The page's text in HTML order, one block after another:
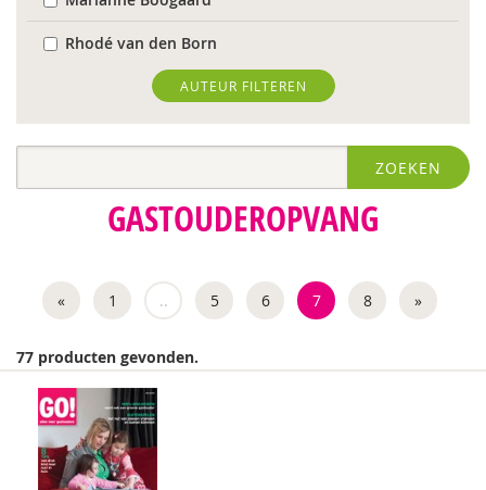
Rhodé van den Born
Caroline Boudry
Marik Broere
Wouter Bulckaert
Jan De Mets
Karin Eeckhout
Belinda Fallaux
Christine Faure
Mirjam Gevers Deynoot-Schaub
AUTEUR FILTEREN
ZOEKEN
GASTOUDEROPVANG
« 1 .. 5 6 7 8 »
77 producten gevonden.